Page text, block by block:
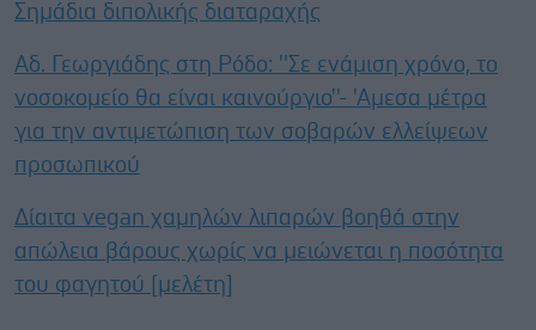
Σημάδια διπολικής διαταραχής
Αδ. Γεωργιάδης στη Ρόδο: ''Σε ενάμιση χρόνο, το
νοσοκομείο θα είναι καινούργιο''- 'Αμεσα μέτρα
για την αντιμετώπιση των σοβαρών ελλείψεων
προσωπικού
Δίαιτα vegan χαμηλών λιπαρών βοηθά στην
απώλεια βάρους χωρίς να μειώνεται η ποσότητα
του φαγητού [μελέτη]